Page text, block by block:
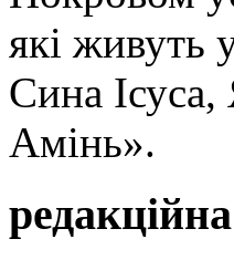
які живуть
Сина
Амінь».